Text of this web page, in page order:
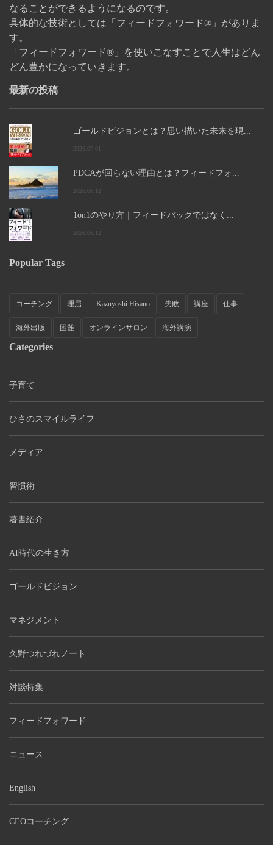
なることができるようになるのです。
具体的な技術としては「フィードフォワード®」がありま
す。
「フィードフォワード®」を使いこなすことで人生はどん
どん豊かになっていきます。
最新の投稿
ゴールドビジョンとは？思い描いた未来を現...
2026.07.01
PDCAが回らない理由とは？フィードフォ...
2026.06.12
1on1のやり方｜フィードバックではなく...
2026.06.12
Popular Tags
コーチング 理屈 Kazuyoshi Hisano 失敗 講座 仕事
海外出版 困難 オンラインサロン 海外講演
Categories
子育て
ひさのスマイルライフ
メディア
習慣術
著書紹介
AI時代の生き方
ゴールドビジョン
マネジメント
久野つれづれノート
対談特集
フィードフォワード
ニュース
English
CEOコーチング